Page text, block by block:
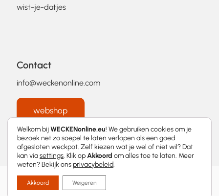
wist-je-datjes
Contact
info@weckenonline.com
webshop
2026 © WECKENonline.eu │
Welkom bijWECKENonline.eu! We gebruiken cookies om je
bezoek net zo soepel te laten verlopen als een goed
afgesloten weckpot. Zelf kiezen wat je wel of niet wil? Dat
kan viasettings. Klik opAkkoord om alles toe te laten. Meer
weten? Bekijk onsprivacybeleid.
Akkoord Weigeren